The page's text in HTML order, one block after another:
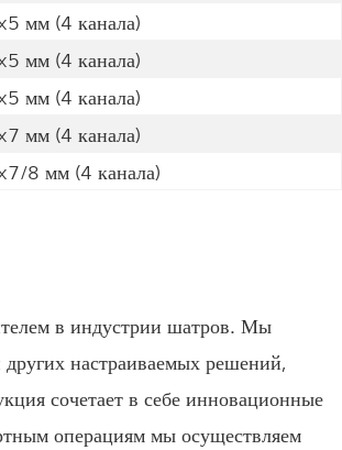
мм (4 канала)
мм (4 канала)
мм (4 канала)
мм (4 канала)
8 мм (4 канала)
в индустрии шатров. Мы
настраиваемых решений,
сочетает в себе инновационные
операциям мы осуществляем